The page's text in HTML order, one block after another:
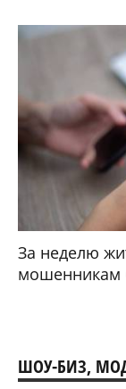
За неделю
мошенникам
ШОУ-БИЗ,